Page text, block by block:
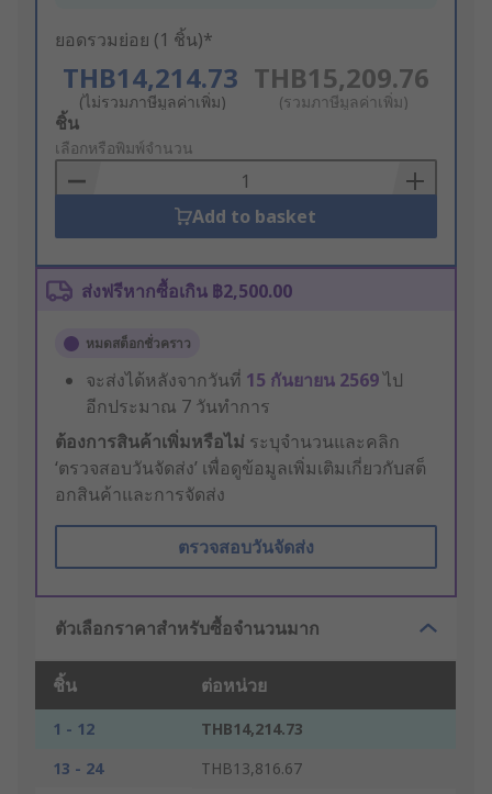
ยอดรวมย่อย (1 ชิ้น)*
THB14,214.73
(ไม่รวมภาษีมูลค่าเพิ่ม)
THB15,209.76
(รวมภาษีมูลค่าเพิ่ม)
Add
to
Basket
ชิ้น
เลือกหรือพิมพ์จำนวน
Add to basket
ส่งฟรีหากซื้อเกิน ฿2,500.00
หมดสต็อกชั่วคราว
จะส่งได้หลังจากวันที่ 15 กันยายน 2569ไป
อีกประมาณ 7 วันทำการ
ต้องการสินค้าเพิ่มหรือไม่ ระบุจำนวนและคลิก
‘ตรวจสอบวันจัดส่ง’ เพื่อดูข้อมูลเพิ่มเติมเกี่ยวกับสต็
อกสินค้าและการจัดส่ง
ตรวจสอบวันจัดส่ง
ตัวเลือกราคาสำหรับซื้อจำนวนมาก
ชิ้น ต่อหน่วย
1 - 12
THB14,214.73
13 - 24
THB13,816.67